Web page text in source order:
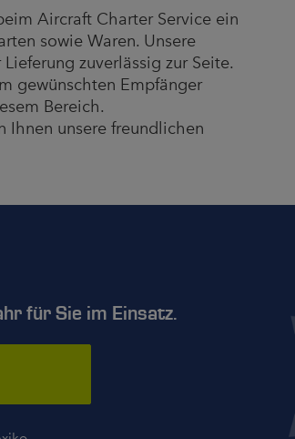
Aircraft Charter Service ein
sowie Waren. Unsere
zuverlässig zur Seite.
gewünschten Empfänger
Bereich.
Ihnen unsere freundlichen
für Sie im Einsatz.